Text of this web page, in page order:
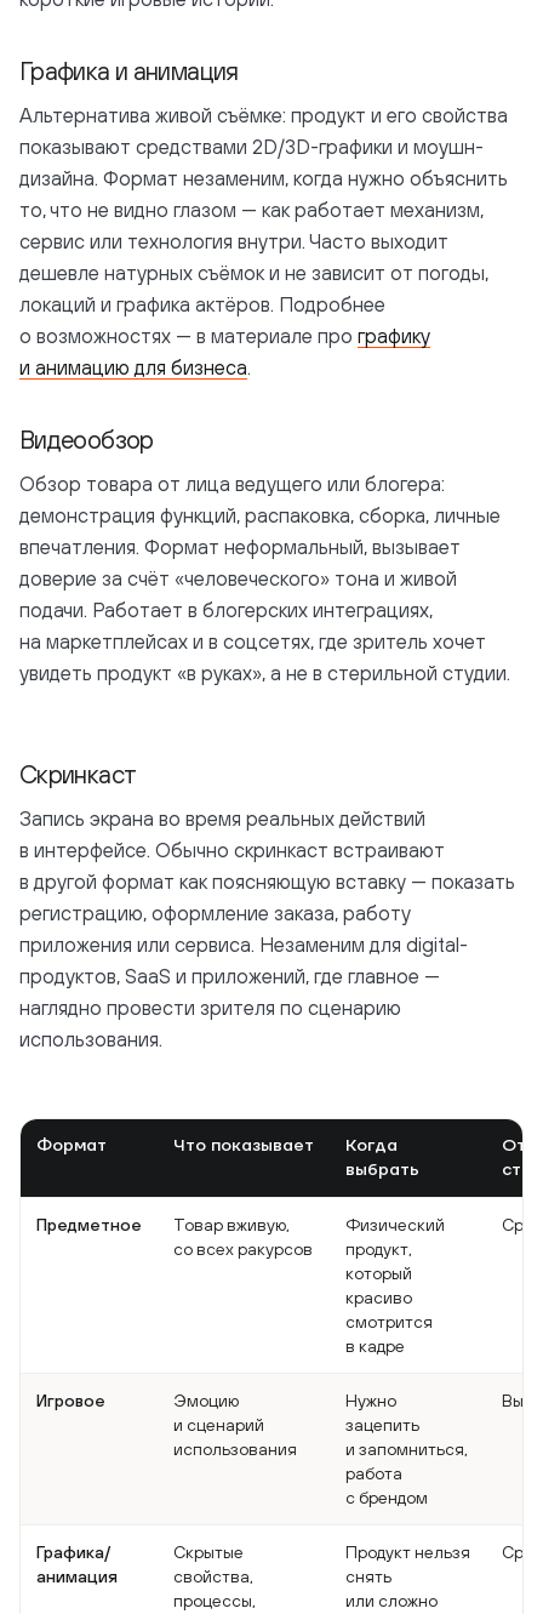
Графика и анимация
Альтернатива живой съёмке: продукт и его свойства
показывают средствами 2D/3D-графики и моушн-
дизайна. Формат незаменим, когда нужно объяснить
то, что не видно глазом — как работает механизм,
сервис или технология внутри. Часто выходит
дешевле натурных съёмок и не зависит от погоды,
локаций и графика актёров. Подробнее
о возможностях — в материале про графику
и анимацию для бизнеса.
Видеообзор
Обзор товара от лица ведущего или блогера:
демонстрация функций, распаковка, сборка, личные
впечатления. Формат неформальный, вызывает
доверие за счёт «человеческого» тона и живой
подачи. Работает в блогерских интеграциях,
на маркетплейсах и в соцсетях, где зритель хочет
увидеть продукт «в руках», а не в стерильной студии.
Скринкаст
Запись экрана во время реальных действий
в интерфейсе. Обычно скринкаст встраивают
в другой формат как поясняющую вставку — показать
регистрацию, оформление заказа, работу
приложения или сервиса. Незаменим для digital-
продуктов, SaaS и приложений, где главное —
наглядно провести зрителя по сценарию
использования.
Формат Что показывает
Когда
выбрать
Предметное
Товар вживую,
со всех ракурсов
Физический
продукт,
который
красиво
смотрится
в кадре
Игровое
Эмоцию
и сценарий
использования
Нужно
зацепить
и запомниться,
работа
с брендом
Графика/
анимация
Скрытые
свойства,
процессы,
Продукт нельзя
снять
или сложно